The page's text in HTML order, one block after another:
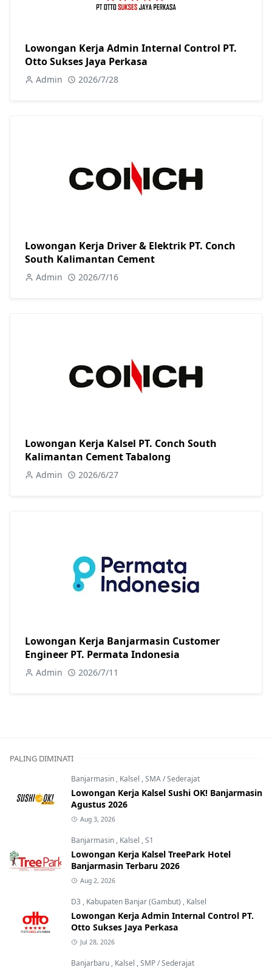
Lowongan Kerja Admin Internal Control PT.
Otto Sukses Jaya Perkasa
Admin 2026/7/28
Lowongan Kerja Driver & Elektrik PT. Conch
South Kalimantan Cement
Admin 2026/7/16
Lowongan Kerja Kalsel PT. Conch South
Kalimantan Cement Tabalong
Admin 2026/6/27
Lowongan Kerja Banjarmasin Customer
Engineer PT. Permata Indonesia
Admin 2026/7/11
PALING DIMINATI
Banjarmasin , Kalsel ,SMA / Sederajat
Lowongan Kerja Kalsel Sushi OK! Banjarmasin
Agustus 2026
Aug 3, 2026
Banjarmasin , Kalsel ,S1
Lowongan Kerja Kalsel TreePark Hotel
Banjarmasin Terbaru 2026
Aug 2, 2026
D3 , Kabupaten Banjar (Gambut) , Kalsel
Lowongan Kerja Admin Internal Control PT.
Otto Sukses Jaya Perkasa
Jul 28, 2026
Banjarbaru , Kalsel ,SMP / Sederajat